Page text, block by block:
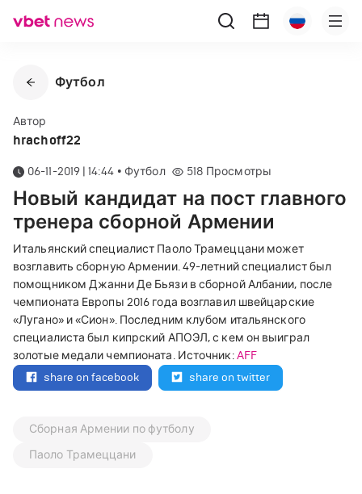
Футбол
Автор
hrachoff22
06-11-2019 | 14:44 • Футбол 518 Просмотры
Новый кандидат на пост главного
тренера сборной Армении
Итальянский специалист Паоло Трамеццани может
возглавить сборную Армении. 49-летний специалист был
помощником Джанни Де Бьязи в сборной Албании, после
чемпионата Европы 2016 года возглавил швейцарские
«Лугано» и «Сион». Последним клубом итальянского
специалиста был кипрский АПОЭЛ, с кем он выиграл
золотые медали чемпионата. Источник:AFF
share on facebook
share on twitter
Сборная Армении по футболу
Паоло Трамеццани